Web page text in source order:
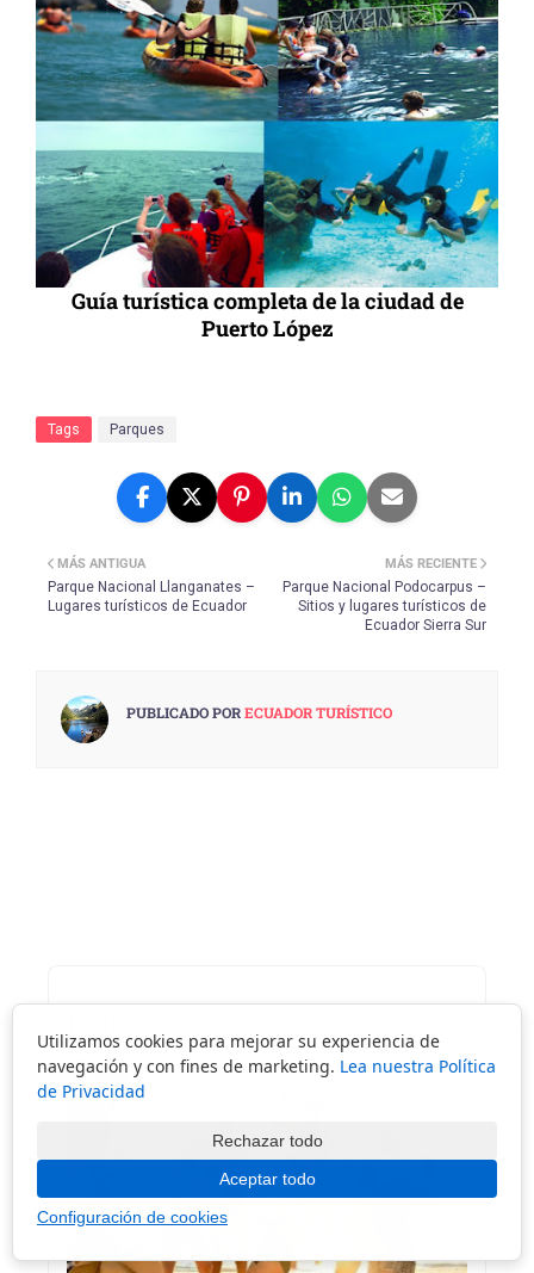
Guía turística completa de la ciudad de
Puerto López
Tags Parques
MÁS RECIENTE
Parque Nacional Podocarpus –
Sitios y lugares turísticos de
Ecuador Sierra Sur
MÁS ANTIGUA
Parque Nacional Llanganates –
Lugares turísticos de Ecuador
PUBLICADO PORECUADOR TURÍSTICO
Utilizamos cookies para mejorar su experiencia de
navegación y con fines de marketing. Lea nuestra Política
de Privacidad
Rechazar todo
Aceptar todo
Configuración de cookies